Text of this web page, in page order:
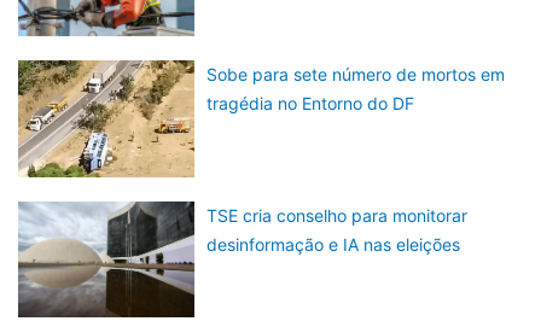
Sobe para sete número de mortos em
tragédia no Entorno do DF
TSE cria conselho para monitorar
desinformação e IA nas eleições